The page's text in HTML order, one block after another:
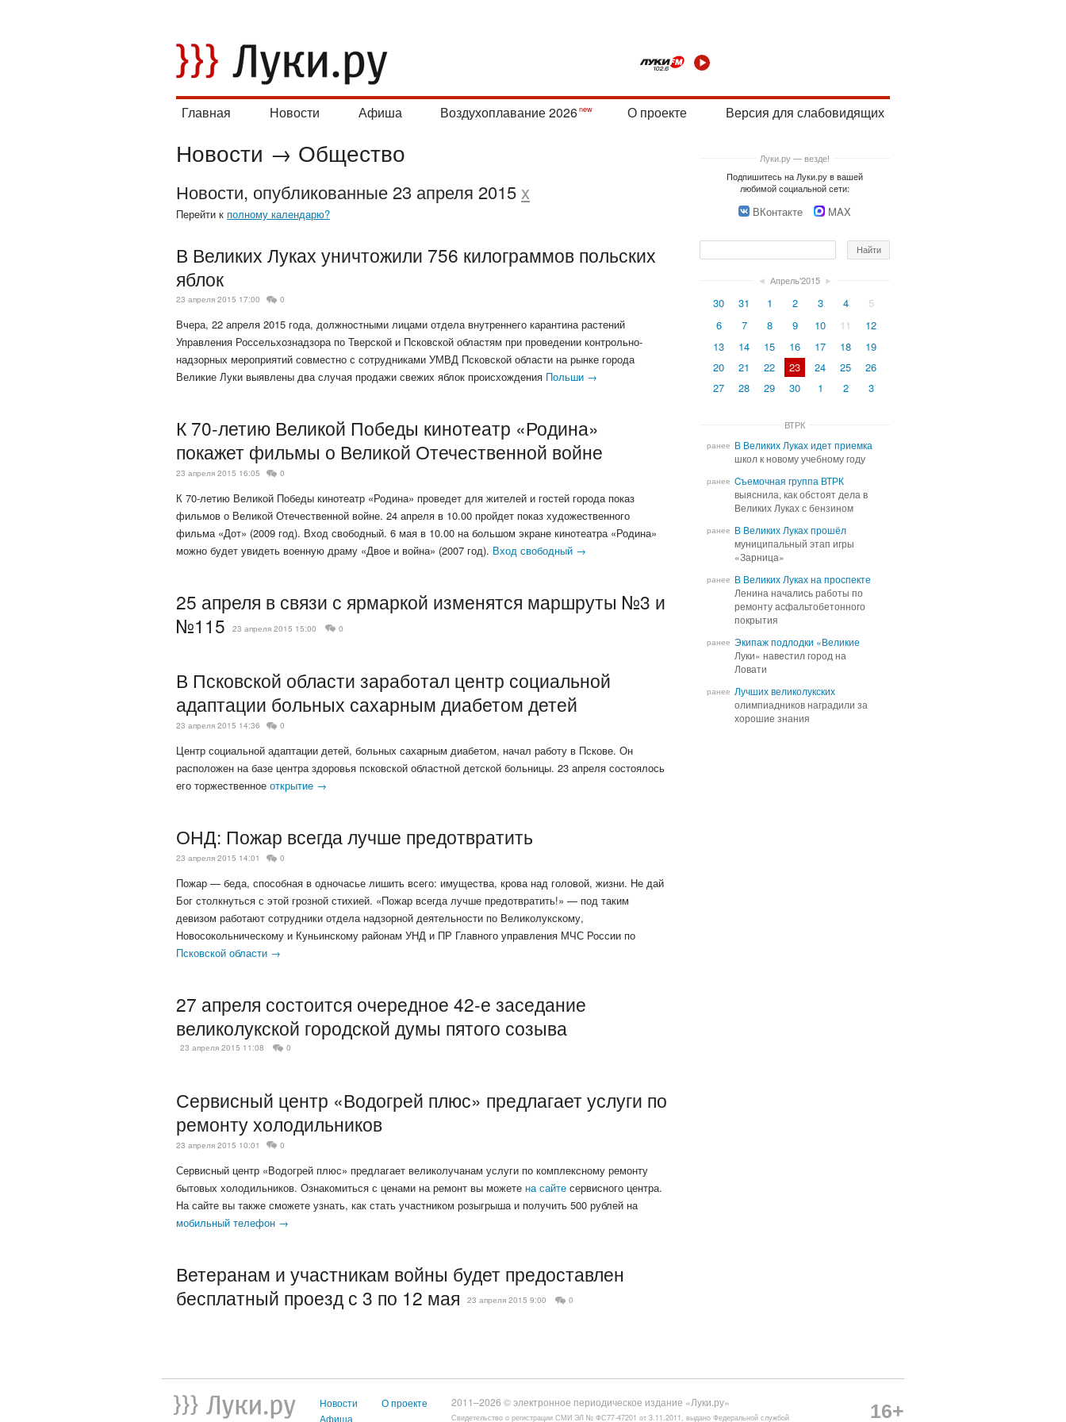
Главная Новости Афиша Воздухоплавание 2026 О проекте Версия для слабовидящих
Новости → Общество
Новости, опубликованные 23 апреля 2015 x
Перейти к полному календарю?
В Великих Луках уничтожили 756 килограммов польских
яблок
23 апреля 2015 17:00 0
Вчера, 22 апреля 2015 года, должностными лицами отдела внутреннего карантина растений
Управления Россельхознадзора по Тверской и Псковской областям при проведении контрольно-
надзорных мероприятий совместно с сотрудниками УМВД Псковской области на рынке города
Великие Луки выявлены два случая продажи свежих яблок происхождения Польши →
К 70-летию Великой Победы кинотеатр «Родина»
покажет фильмы о Великой Отечественной войне
23 апреля 2015 16:05 0
К 70-летию Великой Победы кинотеатр «Родина» проведет для жителей и гостей города показ
фильмов о Великой Отечественной войне. 24 апреля в 10.00 пройдет показ художественного
фильма «Дот» (2009 год). Вход свободный. 6 мая в 10.00 на большом экране кинотеатра «Родина»
можно будет увидеть военную драму «Двое и война» (2007 год). Вход свободный →
25 апреля в связи с ярмаркой изменятся маршруты №3 и
№115
23 апреля 2015 15:00 0
В Псковской области заработал центр социальной
адаптации больных сахарным диабетом детей
23 апреля 2015 14:36 0
Центр социальной адаптации детей, больных сахарным диабетом, начал работу в Пскове. Он
расположен на базе центра здоровья псковской областной детской больницы. 23 апреля состоялось
его торжественное открытие →
ОНД: Пожар всегда лучше предотвратить
23 апреля 2015 14:01 0
Пожар — беда, способная в одночасье лишить всего: имущества, крова над головой, жизни. Не дай
Бог столкнуться с этой грозной стихией. «Пожар всегда лучше предотвратить!» — под таким
девизом работают сотрудники отдела надзорной деятельности по Великолукскому,
Новосокольническому и Куньинскому районам УНД и ПР Главного управления МЧС России по
Псковской области →
27 апреля состоится очередное 42-е заседание
великолукской городской думы пятого созыва
23 апреля 2015 11:08 0
Сервисный центр «Водогрей плюс» предлагает услуги по
ремонту холодильников
23 апреля 2015 10:01 0
Сервисный центр «Водогрей плюс» предлагает великолучанам услуги по комплексному ремонту
бытовых холодильников. Ознакомиться с ценами на ремонт вы можете на сайте сервисного центра.
На сайте вы также сможете узнать, как стать участником розыгрыша и получить 500 рублей на
мобильный телефон →
Ветеранам и участникам войны будет предоставлен
бесплатный проезд с 3 по 12 мая
23 апреля 2015 9:00 0
Луки.ру — везде!
Подпишитесь на Луки.ру в вашей
любимой социальной сети:
ВКонтакте MAX
◄ Апрель'2015 ►
30 31 1 2 3 4
5
6
7 8 9 10 11
12
13
14 15 16 17 18
19
20
21 22 23 24 25
26
27
28 29 30 1 2 3
ВТРК
ранее В Великих Луках идет приемка
школ к новому учебному году
В Великих Луках идет приемка
школ к новому учебному году
ранее Cъемочная группа ВТРК
выяснила, как обстоят дела в
Великих Луках с бензином
Cъемочная группа ВТРК
выяснила, как обстоят дела в
Великих Луках с бензином
ранее В Великих Луках прошёл
муниципальный этап игры
«Зарница»
В Великих Луках прошёл
муниципальный этап игры
«Зарница»
ранее В Великих Луках на проспекте
Ленина начались работы по
ремонту асфальтобетонного
покрытия
В Великих Луках на проспекте
Ленина начались работы по
ремонту асфальтобетонного
покрытия
ранее Экипаж подлодки «Великие
Луки» навестил город на
Ловати
Экипаж подлодки «Великие
Луки» навестил город на
Ловати
ранее Лучших великолукских
олимпиадников наградили за
хорошие знания
Лучших великолукских
олимпиадников наградили за
хорошие знания
Новости
Афиша
О проекте 2011–2026 © электронное периодическое издание «Луки.ру»
Свидетельство о регистрации СМИ ЭЛ № ФС77-47201 от 3.11.2011, выдано Федеральной службой
16+